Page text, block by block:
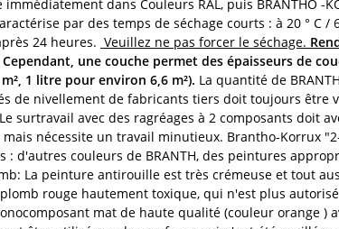
dans Couleurs RAL, puis BRANTHO -
par des temps de séchage courts : à 20 ° C
24 heures. Veuillez ne pas forcer le séchage.
une couche permet des épaisseurs de
1 litre pour environ 6,6 m²). La quantité de
de nivellement de fabricants tiers doit toujours
surtravail avec des ragréages à 2 composants doit
nécessite un travail minutieux. Brantho-Korrux
d'autres couleurs de BRANTH, des peintures
La peinture antirouille est très crémeuse et tout
rouge hautement toxique, qui n'est plus
mat de haute qualité (couleur orange )